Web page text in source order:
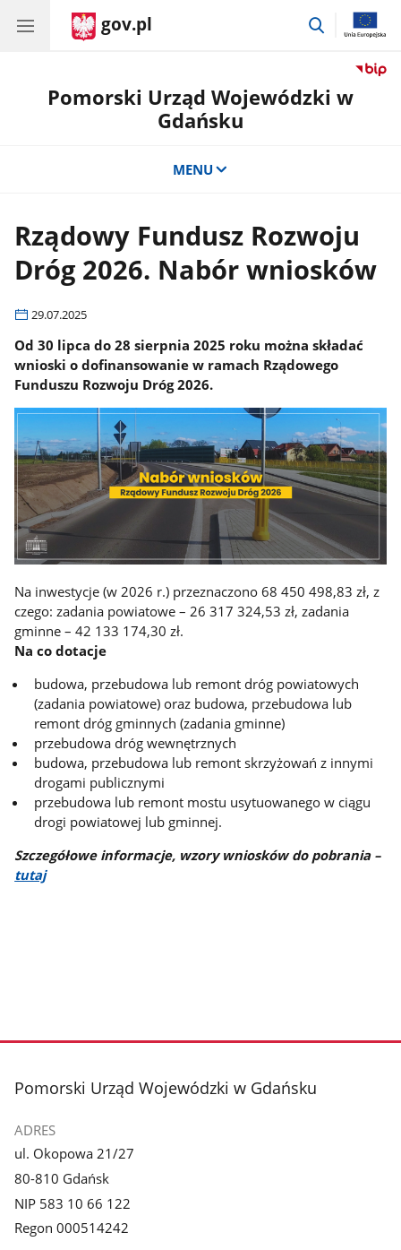
gov.pl
przejdź
Pomorski Urząd Wojewódzki w
Gdańsku
MENU
Rządowy Fundusz Rozwoju
Dróg 2026. Nabór wniosków
29.07.2025
Od 30 lipca do 28 sierpnia 2025 roku można składać
wnioski o dofinansowanie w ramach Rządowego
Funduszu Rozwoju Dróg 2026.
Na inwestycje (w 2026 r.) przeznaczono 68 450 498,83 zł, z
czego: zadania powiatowe – 26 317 324,53 zł,zadania
gminne – 42 133 174,30 zł.
Na co dotacje
budowa, przebudowa lub remont dróg powiatowych
(zadania powiatowe) oraz budowa, przebudowa lub
remont dróg gminnych (zadania gminne)
przebudowa dróg wewnętrznych
budowa, przebudowa lub remont skrzyżowań z innymi
drogami publicznymi
przebudowa lub remont mostu usytuowanego w ciągu
drogi powiatowej lub gminnej.
Szczegółowe informacje, wzory wniosków do pobrania –
tutaj
stopka
Pomorski Urząd Wojewódzki w Gdańsku
ADRES
ul. Okopowa 21/27
80-810 Gdańsk
NIP 583 10 66 122
Regon 000514242